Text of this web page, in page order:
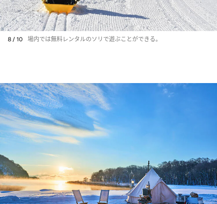
8 / 10 場内では無料レンタルのソリで遊ぶことができる。